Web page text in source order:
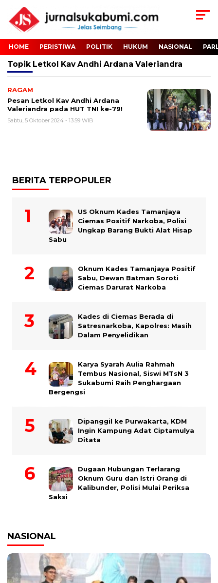
HOME PERISTIWA POLITIK HUKUM NASIONAL
Topik Letkol Kav Andhi Ardana Valeriandra
RAGAM
Pesan Letkol Kav Andhi Ardana
Valeriandra pada HUT TNI ke-79!
Sabtu, 5 Oktober 2024 - 13:59 WIB
BERITA TERPOPULER
US Oknum Kades Tamanjaya
Ciemas Positif Narkoba, Polisi
Ungkap Barang Bukti Alat Hisap
Sabu
Oknum Kades Tamanjaya Positif
Sabu, Dewan Batman Soroti
Ciemas Darurat Narkoba
Kades di Ciemas Berada di
Satresnarkoba, Kapolres: Masih
Dalam Penyelidikan
Karya Syarah Aulia Rahmah
Tembus Nasional, Siswi MTsN 3
Sukabumi Raih Penghargaan
Bergengsi
Dipanggil ke Purwakarta, KDM
Ingin Kampung Adat Ciptamulya
Ditata
Dugaan Hubungan Terlarang
Oknum Guru dan Istri Orang di
Kalibunder, Polisi Mulai Periksa
Saksi
NASIONAL